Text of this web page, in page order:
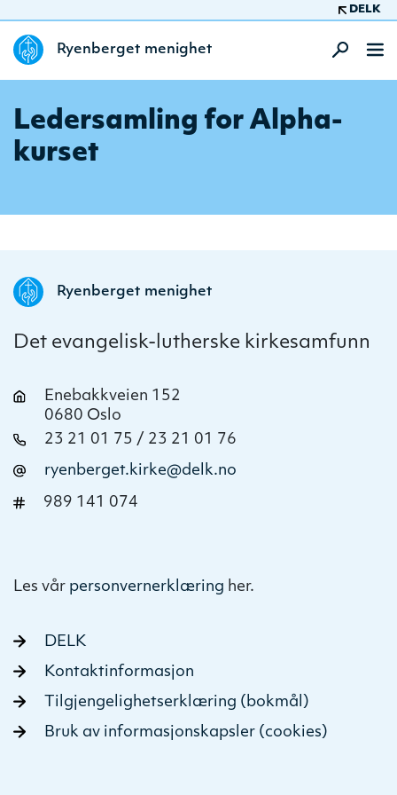
DELK
Ryenberget menighet
Ledersamling for Alpha-
kurset
Ryenberget menighet
Det evangelisk-lutherske kirkesamfunn
Enebakkveien 152
0680 Oslo
23 21 01 75 / 23 21 01 76
ryenberget.kirke@delk.no
989 141 074
Les vår personvernerklæring her.
DELK
Kontaktinformasjon
Tilgjengelighetserklæring (bokmål)
Bruk av informasjonskapsler (cookies)